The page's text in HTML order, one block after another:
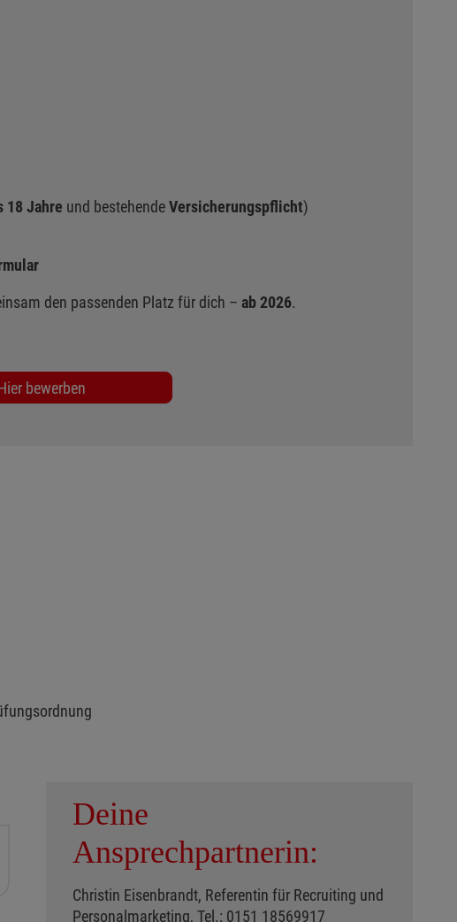
18 Jahre und bestehendeVersicherungspflicht)
den passenden Platz für dich – ab 2026.
bewerben
Deine
Ansprechpartnerin:
Christin Eisenbrandt, Referentin für Recruiting und
Personalmarketing, Tel.: 0151 18569917